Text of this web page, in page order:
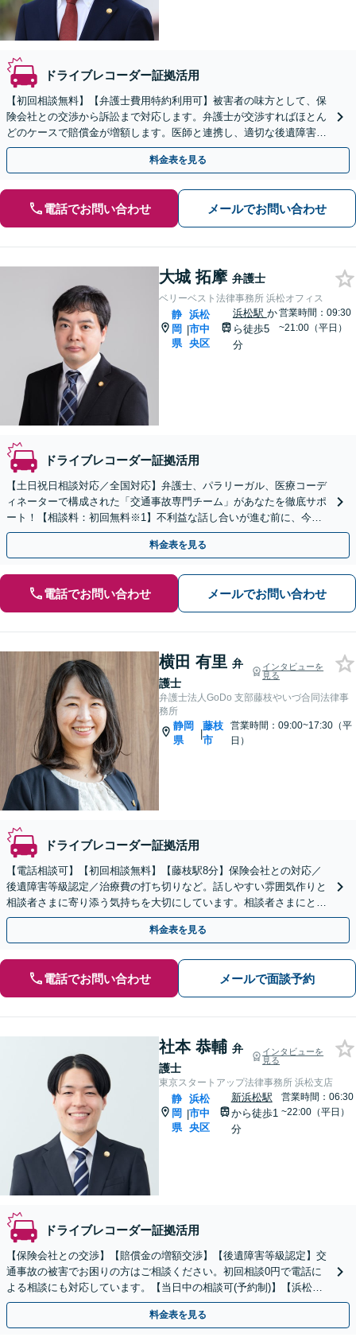
ドライブレコーダー証拠活用
【初回相談無料】【弁護士費用特約利用可】被害者の味方として、保
険会社との交渉から訴訟まで対応します。弁護士が交渉すればほとん
どのケースで賠償金が増額します。医師と連携し、適切な後遺障害等
級認定のサポートも可能【休日夜間相談可】
料金表を見る
電話でお問い合わせ メールでお問い合わせ
大城 拓摩 弁護士
ベリーベスト法律事務所 浜松オフィス
静
岡
県
|
浜松
市中
央区
浜松駅 か
ら徒歩5
分
営業時間：09:30
~21:00（平日）
ドライブレコーダー証拠活用
【土日祝日相談対応／全国対応】弁護士、パラリーガル、医療コーデ
ィネーターで構成された「交通事故専門チーム」があなたを徹底サポ
ート！【相談料：初回無料※1】不利益な話し合いが進む前に、今す
ぐ相談！
料金表を見る
電話でお問い合わせ メールでお問い合わせ
横田 有里 弁
護士
インタビューを
見る
弁護士法人GoDo 支部藤枝やいづ合同法律事
務所
静岡
県
|
藤枝
市
営業時間：09:00~17:30（平
日）
ドライブレコーダー証拠活用
【電話相談可】【初回相談無料】【藤枝駅8分】保険会社との対応／
後遺障害等級認定／治療費の打ち切りなど。話しやすい雰囲気作りと
相談者さまに寄り添う気持ちを大切にしています。相談者さまにとっ
て有利な解決へ【藤枝の老舗事務所】【弁護士3人在籍】
料金表を見る
電話でお問い合わせ メールで面談予約
社本 恭輔 弁
護士
インタビューを
見る
東京スタートアップ法律事務所 浜松支店
静
岡
県
|
浜松
市中
央区
新浜松駅
から徒歩1
分
営業時間：06:30
~22:00（平日）
ドライブレコーダー証拠活用
【保険会社との交渉】【賠償金の増額交渉】【後遺障害等級認定】交
通事故の被害でお困りの方はご相談ください。初回相談0円で電話に
よる相談にも対応しています。【当日中の相談可(予約制)】【浜松駅6
分】
料金表を見る